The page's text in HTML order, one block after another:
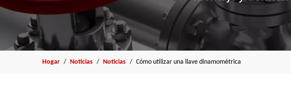
Arrancador
Herramienta de brida
Hogar / Noticias / Noticias / Cómo utilizar una llave dinamométrica